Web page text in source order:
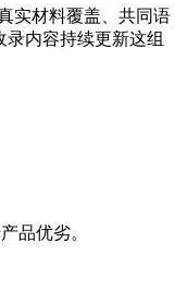
实材料覆盖、共同语
录内容持续更新这组
品优劣。